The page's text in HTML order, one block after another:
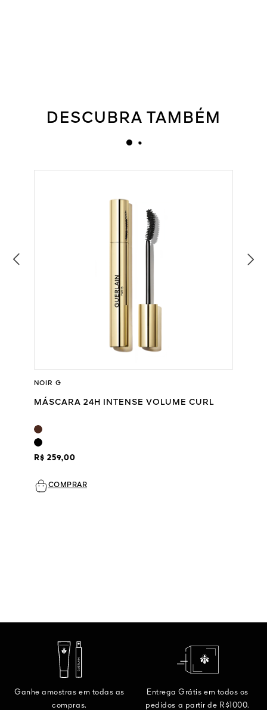
DESCUBRA TAMBÉM
NOIR G
MÁSCARA 24H INTENSE VOLUME CURL
R$ 259,00
COMPRAR
Ganhe amostras em todas as
compras.
Entrega Grátis em todos os
pedidos a partir de R$1000.